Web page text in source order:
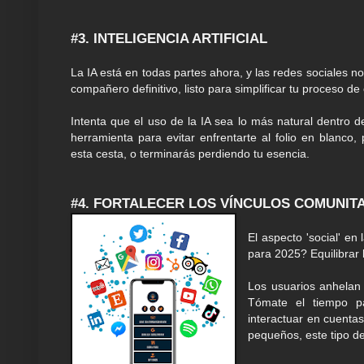
#3. INTELIGENCIA ARTIFICIAL
La IA está en todas partes ahora, y las redes sociales
compañero definitivo, listo para simplificar tu proceso
Intenta que el uso de la IA sea lo más natural dentro
herramienta para evitar enfrentarte al folio en
esta cesta, o terminarás perdiendo tu esencia.
#4. FORTALECER LOS VÍNCULOS
El aspecto 'social' en
para 2025? Equilibrar
Los usuarios
Tómate el tiempo
interactuar en
pequeños, este tipo